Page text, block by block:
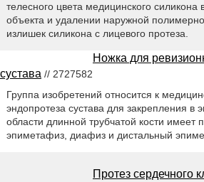
телесного цвета медицинского силикона
объекта и удалении наружной
излишек силикона с лицевого протеза.
Ножка для
сустава // 2727582
Группа изобретений относится к
эндопротеза сустава для закрепления в
области длинной трубчатой кости имеет
эпиметафиз, диафиз и дистальный
Протез сердечного